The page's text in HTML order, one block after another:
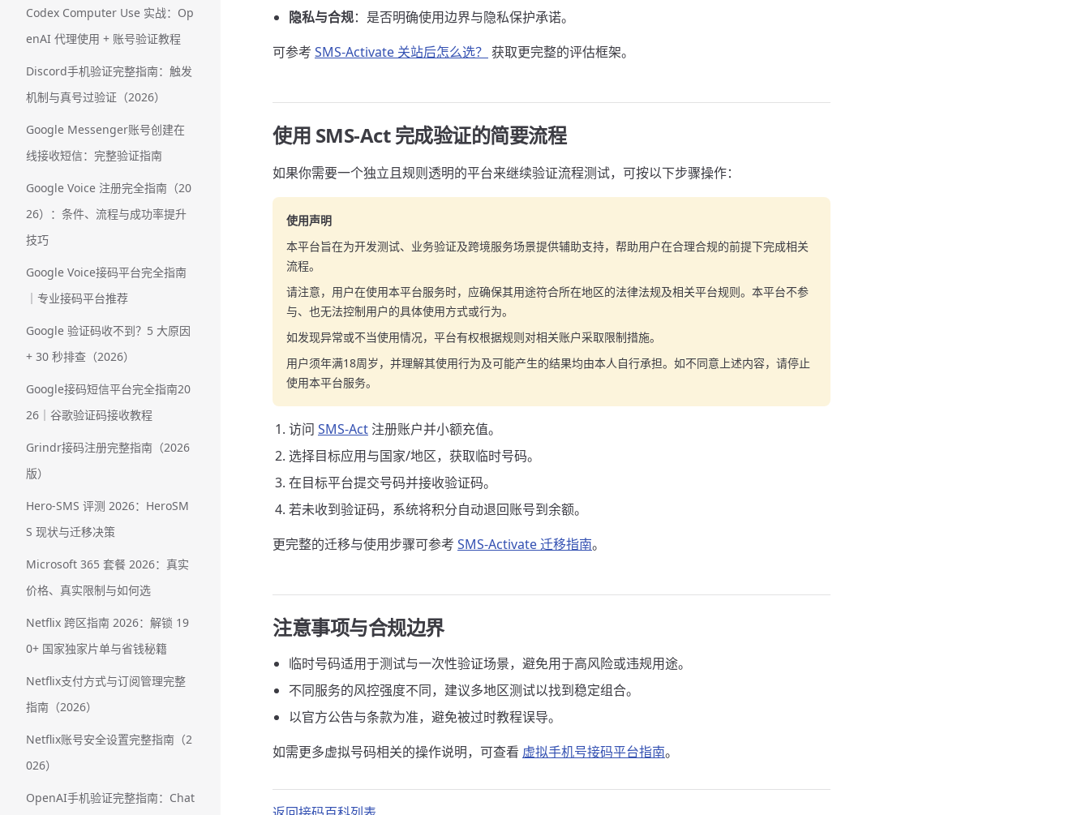
Codex Computer Use 实战：Op
enAI 代理使用 + 账号验证教程
Discord手机验证完整指南：触发
机制与真号过验证（2026）
Google Messenger账号创建在
线接收短信：完整验证指南
Google Voice 注册完全指南（20
26）：条件、流程与成功率提升
技巧
Google Voice接码平台完全指南
｜专业接码平台推荐
Google 验证码收不到？5 大原因
+ 30 秒排查（2026）
Google接码短信平台完全指南20
26｜谷歌验证码接收教程
Grindr接码注册完整指南（2026
版）
Hero-SMS 评测 2026：HeroSM
S 现状与迁移决策
Microsoft 365 套餐 2026：真实
价格、真实限制与如何选
Netflix 跨区指南 2026：解锁 19
0+ 国家独家片单与省钱秘籍
Netflix支付方式与订阅管理完整
指南（2026）
Netflix账号安全设置完整指南（2
026）
OpenAI手机验证完整指南：Chat
隐私与合规：是否明确使用边界与隐私保护承诺。
可参考 SMS-Activate 关站后怎么选？ 获取更完整的评估框架。
使用 SMS-Act 完成验证的简要流程
如果你需要一个独立且规则透明的平台来继续验证流程测试，可按以下步骤操作：
使用声明
本平台旨在为开发测试、业务验证及跨境服务场景提供辅助支持，帮助用户在合理合规的前提下完成相关
流程。
请注意，用户在使用本平台服务时，应确保其用途符合所在地区的法律法规及相关平台规则。本平台不参
与、也无法控制用户的具体使用方式或行为。
如发现异常或不当使用情况，平台有权根据规则对相关账户采取限制措施。
用户须年满18周岁，并理解其使用行为及可能产生的结果均由本人自行承担。如不同意上述内容，请停止
使用本平台服务。
访问 SMS-Act 注册账户并小额充值。
选择目标应用与国家/地区，获取临时号码。
在目标平台提交号码并接收验证码。
若未收到验证码，系统将积分自动退回账号到余额。
更完整的迁移与使用步骤可参考 SMS-Activate 迁移指南。
注意事项与合规边界
临时号码适用于测试与一次性验证场景，避免用于高风险或违规用途。
不同服务的风控强度不同，建议多地区测试以找到稳定组合。
以官方公告与条款为准，避免被过时教程误导。
如需更多虚拟号码相关的操作说明，可查看 虚拟手机号接码平台指南。